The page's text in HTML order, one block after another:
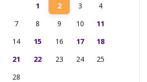
1 2 3
4
7 8 9 10
11
14 15 16 17
18
21 22 23 24
25
28